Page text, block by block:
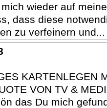
wieder auf
dass diese
zu verfeinern
KARTENLEGEN
VON TV &
das Du mich